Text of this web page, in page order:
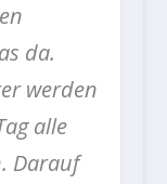
da.
werden
alle
Darauf